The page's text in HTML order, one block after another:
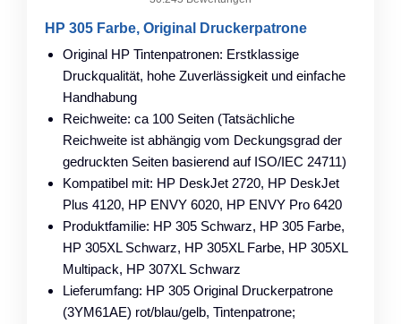
HP 305 Farbe, Original Druckerpatrone
Original HP Tintenpatronen: Erstklassige
Druckqualität, hohe Zuverlässigkeit und einfache
Handhabung
Reichweite: ca 100 Seiten (Tatsächliche
Reichweite ist abhängig vom Deckungsgrad der
gedruckten Seiten basierend auf ISO/IEC 24711)
Kompatibel mit: HP DeskJet 2720, HP DeskJet
Plus 4120, HP ENVY 6020, HP ENVY Pro 6420
Produktfamilie: HP 305 Schwarz, HP 305 Farbe,
HP 305XL Schwarz, HP 305XL Farbe, HP 305XL
Multipack, HP 307XL Schwarz
Lieferumfang: HP 305 Original Druckerpatrone
(3YM61AE) rot/blau/gelb, Tintenpatrone;